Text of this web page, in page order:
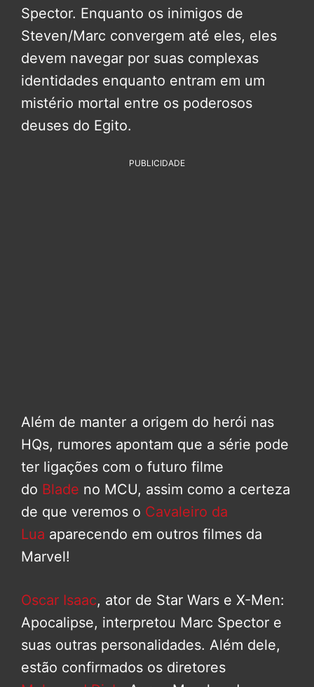
Spector. Enquanto os inimigos de
Steven/Marc convergem até eles, eles
devem navegar por suas complexas
identidades enquanto entram em um
mistério mortal entre os poderosos
deuses do Egito.
PUBLICIDADE
Além de manter a origem do herói nas
HQs, rumores apontam que a série pode
ter ligações com o futuro filme
do Blade no MCU, assim como a certeza
de que veremos o Cavaleiro da
Lua aparecendo em outros filmes da
Marvel!
Oscar Isaac, ator de Star Wars e X-Men:
Apocalipse, interpretou Marc Spector e
suas outras personalidades. Além dele,
estão confirmados os diretores